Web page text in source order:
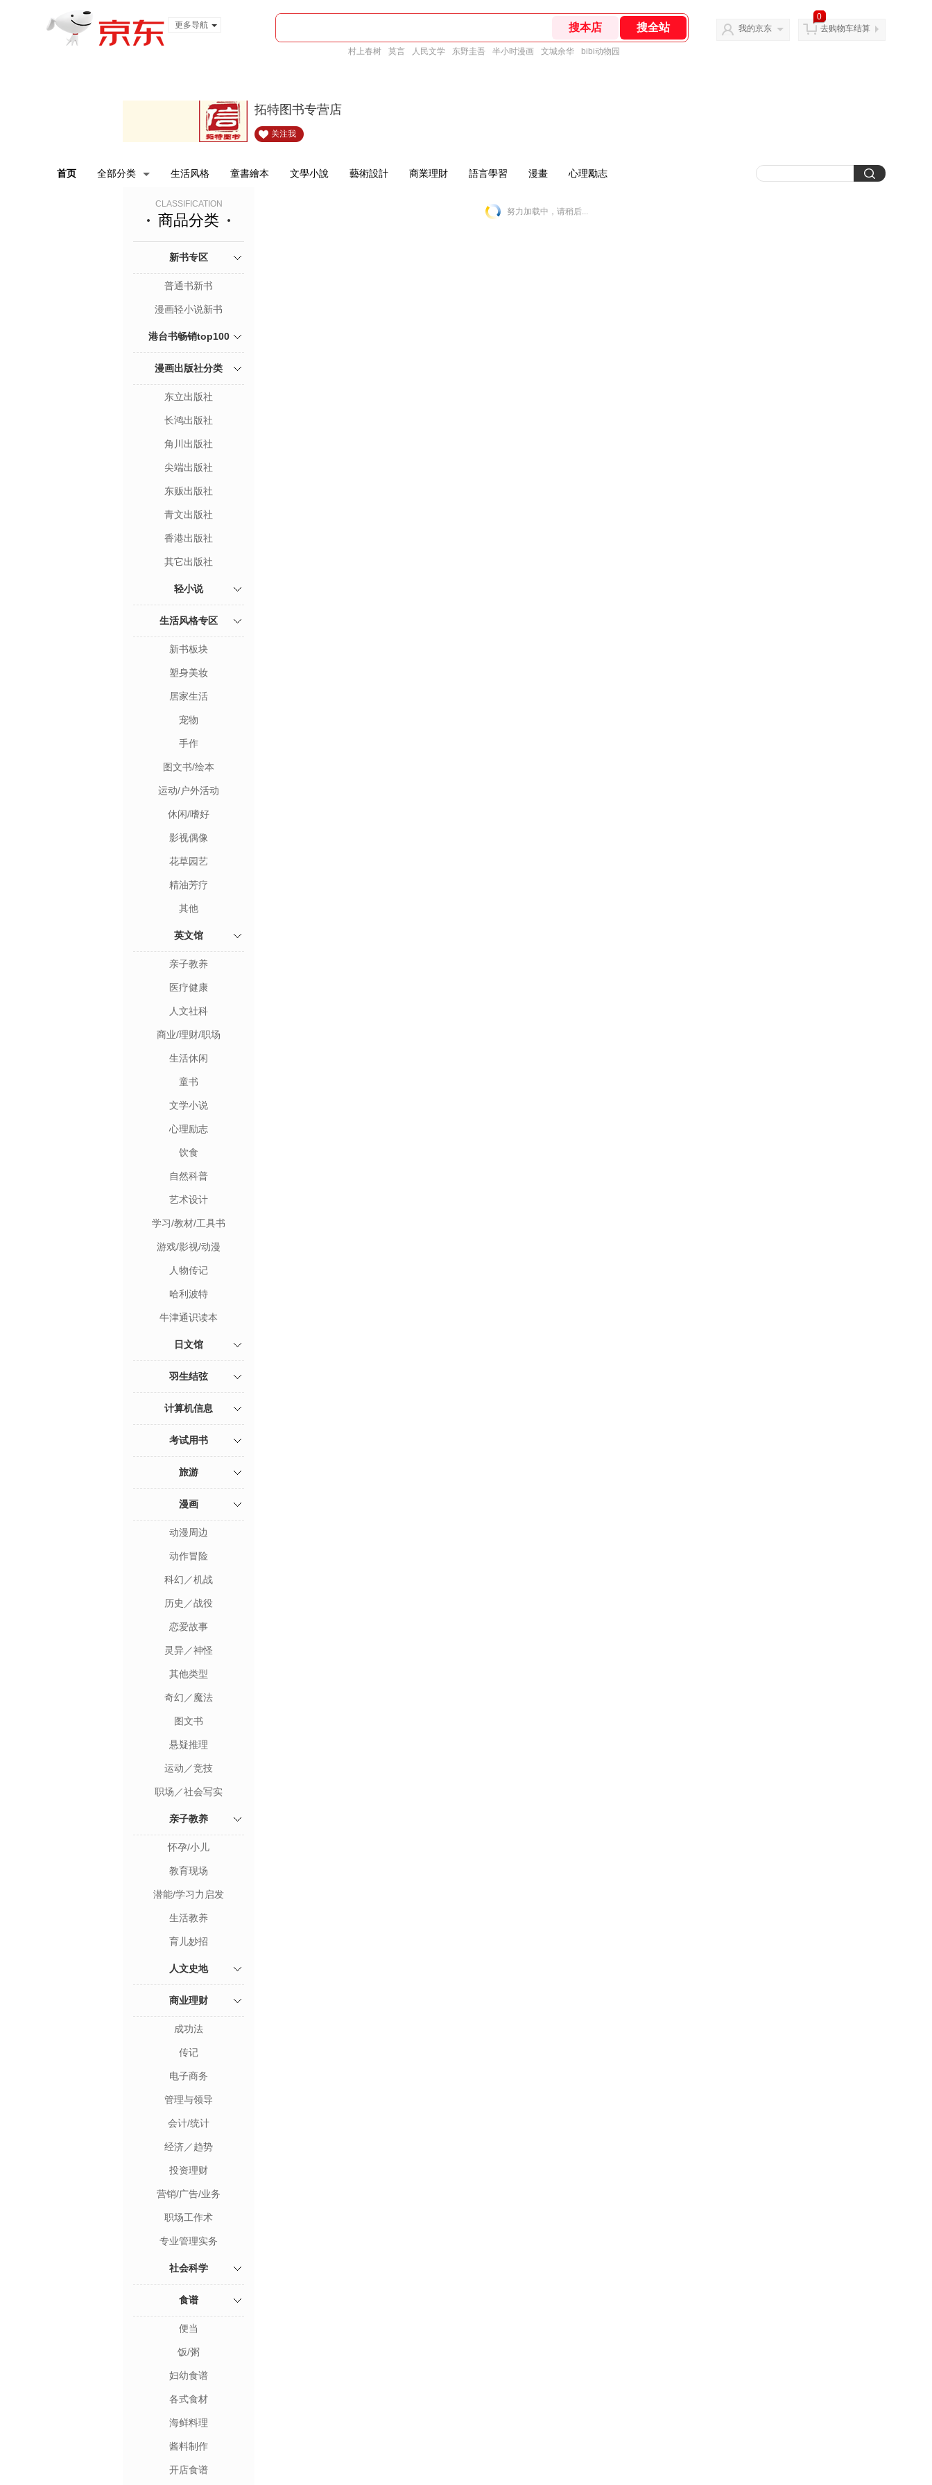
更多导航
村上春树 莫言 人民文学 东野圭吾 半小时漫画 文城余华 bibi动物园
我的京东
0
去购物车结算
拓特图书专营店
关注我
首页 全部分类 生活风格 童書繪本 文學小說 藝術設計 商業理財 語言學習 漫畫 心理勵志
CLASSIFICATION
商品分类
新书专区
普通书新书
漫画轻小说新书
港台书畅销top100
漫画出版社分类
东立出版社
长鸿出版社
角川出版社
尖端出版社
东贩出版社
青文出版社
香港出版社
其它出版社
轻小说
生活风格专区
新书板块
塑身美妆
居家生活
宠物
手作
图文书/绘本
运动/户外活动
休闲/嗜好
影视偶像
花草园艺
精油芳疗
其他
英文馆
亲子教养
医疗健康
人文社科
商业/理财/职场
生活休闲
童书
文学小说
心理励志
饮食
自然科普
艺术设计
学习/教材/工具书
游戏/影视/动漫
人物传记
哈利波特
牛津通识读本
日文馆
羽生结弦
计算机信息
考试用书
旅游
漫画
动漫周边
动作冒险
科幻／机战
历史／战役
恋爱故事
灵异／神怪
其他类型
奇幻／魔法
图文书
悬疑推理
运动／竞技
职场／社会写实
亲子教养
怀孕/小儿
教育现场
潜能/学习力启发
生活教养
育儿妙招
人文史地
商业理财
成功法
传记
电子商务
管理与领导
会计/统计
经济／趋势
投资理财
营销/广告/业务
职场工作术
专业管理实务
社会科学
食谱
便当
饭/粥
妇幼食谱
各式食材
海鲜料理
酱料制作
开店食谱
努力加载中，请稍后...